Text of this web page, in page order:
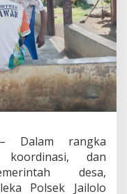
Dalam rangka
koordinasi, dan
desa,
Polsek Jailolo